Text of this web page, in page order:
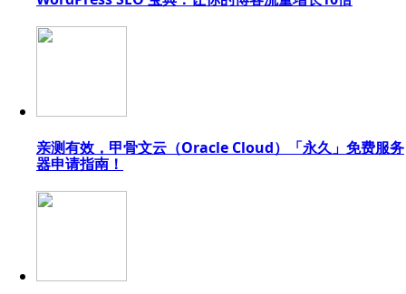
亲测有效，甲骨文云（Oracle Cloud）「永久」免费服务
器申请指南！